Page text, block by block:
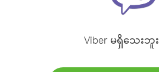
Viber မရှိသေးဘူ